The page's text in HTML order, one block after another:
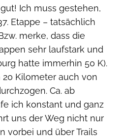
Ich muss gestehen,
Etappe – tatsächlich
merke, dass die
sehr laufstark und
hatte immerhin 50 K).
Kilometer auch von
Ca. ab
ich konstant und ganz
uns der Weg nicht nur
vorbei und über Trails